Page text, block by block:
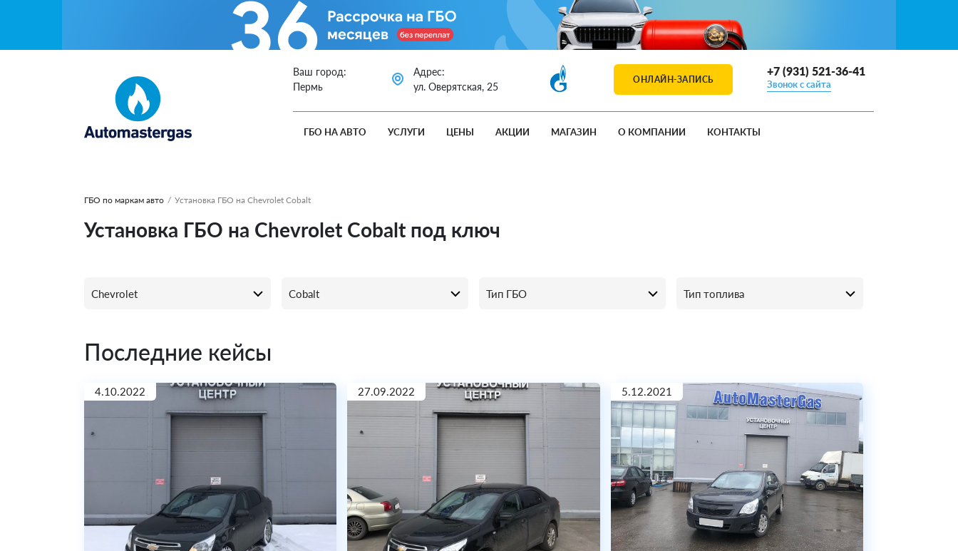
Ваш город:
Пермь
Адрес:
ул. Оверятская, 25
ОНЛАЙН-ЗАПИСЬ
+7 (931) 521-36-41
Звонок с сайта
ГБО НА АВТО УСЛУГИ ЦЕНЫ АКЦИИ МАГАЗИН О КОМПАНИИ КОНТАКТЫ
ГБО по маркам авто / Установка ГБО на Chevrolet Cobalt
Установка ГБО на Chevrolet Cobalt под ключ
Последние кейсы
4.10.2022 27.09.2022 5.12.2021